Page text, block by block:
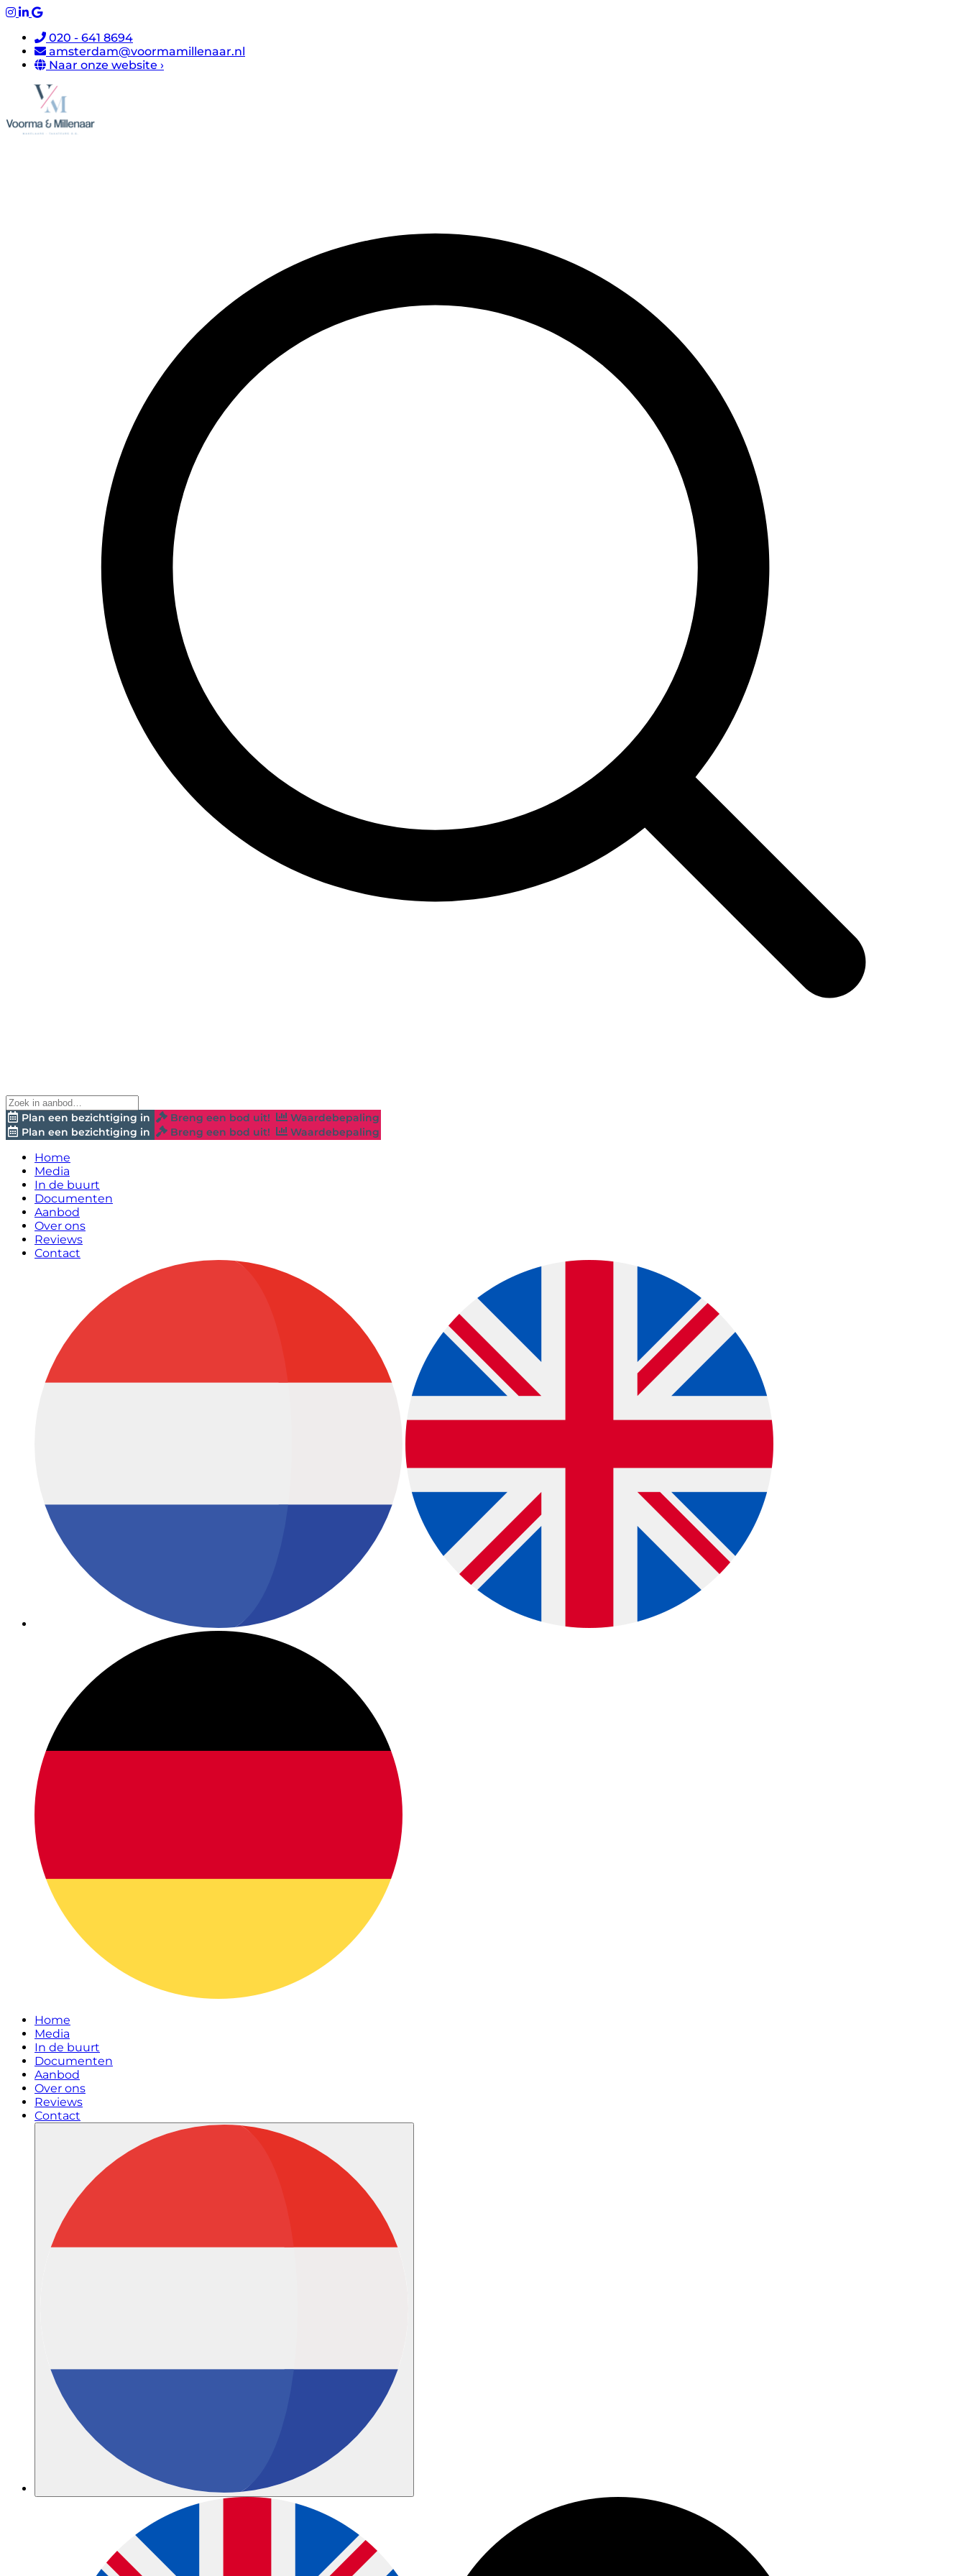
020 - 641 8694
amsterdam@voormamillenaar.nl
Naar onze website ›
Plan een bezichtiging in Breng een bod uit!
Waardebepaling
Plan een bezichtiging in
Breng een bod uit! Waardebepaling
Home
Media
In de buurt
Documenten
Aanbod
Over ons
Reviews
Contact
Home
Media
In de buurt
Documenten
Aanbod
Over ons
Reviews
Contact